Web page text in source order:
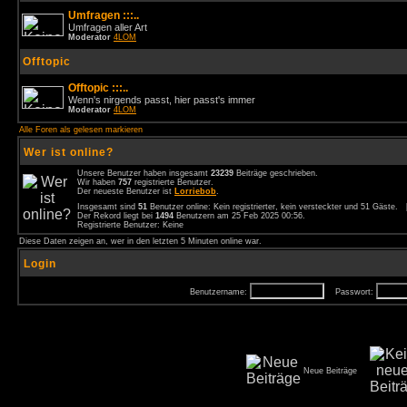
Umfragen :::..
Umfragen aller Art
Moderator 4LOM
Offtopic
Offtopic :::..
Wenn's nirgends passt, hier passt's immer
Moderator 4LOM
Alle Foren als gelesen markieren
Wer ist online?
Unsere Benutzer haben insgesamt 23239 Beiträge geschrieben.
Wir haben 757 registrierte Benutzer.
Der neueste Benutzer ist Lorriebob.
Insgesamt sind 51 Benutzer online: Kein registrierter, kein versteckter und 51
Der Rekord liegt bei 1494 Benutzern am 25 Feb 2025 00:56.
Registrierte Benutzer: Keine
Diese Daten zeigen an, wer in den letzten 5 Minuten online war.
Login
Benutzername: Passwort:
Neue Beiträge